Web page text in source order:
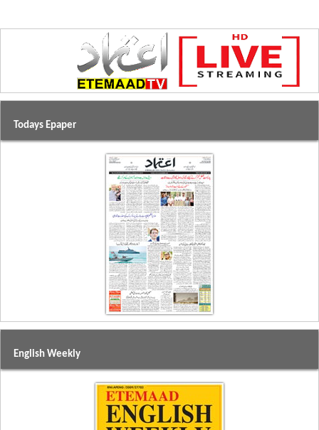
Todays Epaper
English Weekly